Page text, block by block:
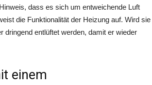
dass es sich um entweichende Luft
die Funktionalität der Heizung auf. Wird sie
entlüftet werden, damit er wieder
einem